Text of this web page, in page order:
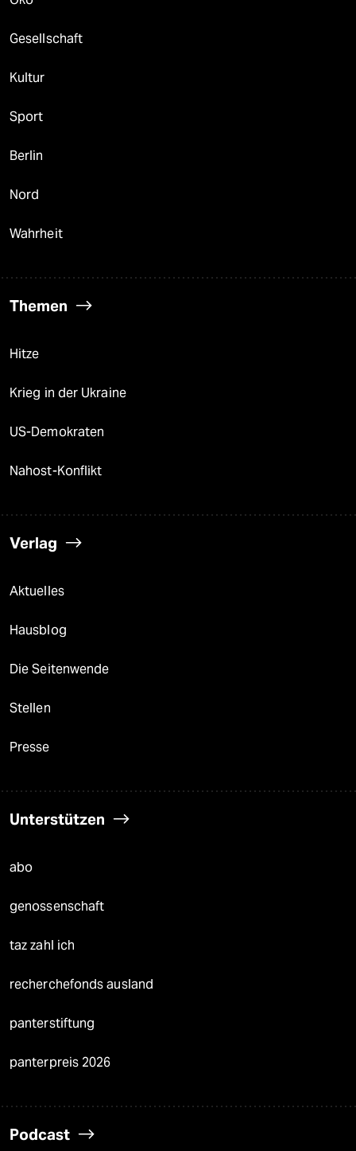
Gesellschaft
Kultur
Sport
Berlin
Nord
Wahrheit
Themen
Hitze
Krieg in der Ukraine
US-Demokraten
Nahost-Konflikt
Verlag
Aktuelles
Hausblog
Die Seitenwende
Stellen
Presse
Unterstützen
abo
genossenschaft
taz zahl ich
recherchefonds ausland
panterstiftung
panterpreis 2026
Podcast